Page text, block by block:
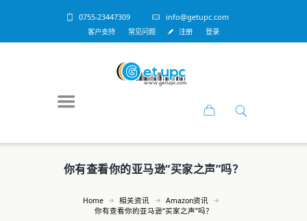
0755-23447309 info@getupc.com
客户支持 常见问题 注册 登录
你有查看你的亚马逊“买家之声”吗？
Home 相关资讯
Amazon资讯
你有查看你的亚马逊“买家之声”吗？